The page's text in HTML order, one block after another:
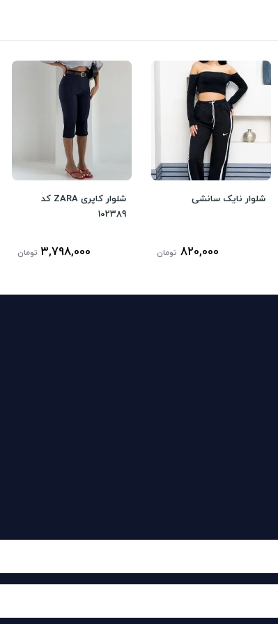
شلوار نایک سانشی
820,000 تومان
شلوار کاپری ZARA کد
102389
3,798,000 تومان